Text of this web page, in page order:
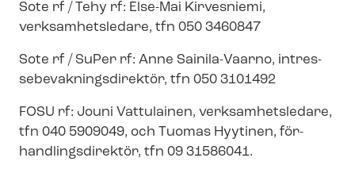
Sote rf / Tehy rf: Else-Mai Kirvesniemi,
verksamhetsledare, tfn 050 3460847
Sote rf / SuPer rf: Anne Sainila-Vaarno, in­tres­
se­be­vak­nings­di­rek­tör, tfn 050 3101492
FOSU rf: Jouni Vattulainen, verksamhetsledare,
tfn 040 5909049, och Tuomas Hyytinen, för­
hand­lings­di­rek­tör, tfn 09 31586041.